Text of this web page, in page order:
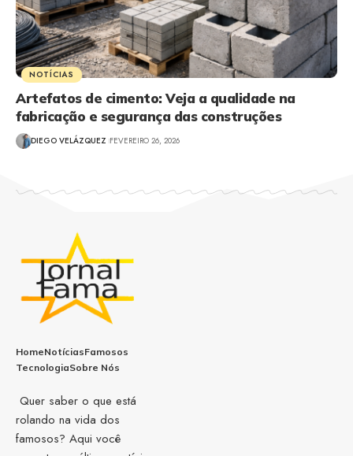
NOTÍCIAS
Artefatos de cimento: Veja a qualidade na
fabricação e segurança das construções
DIEGO VELÁZQUEZ FEVEREIRO 26, 2026
HomeNotíciasFamosos
TecnologiaSobre Nós
Quer saber o que está
rolando na vida dos
famosos? Aqui você